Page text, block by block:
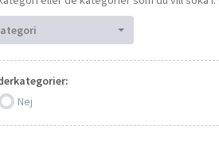
Nej